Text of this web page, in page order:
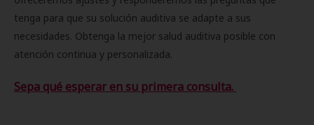
tenga para que su solución auditiva se adapte a sus
necesidades. Obtenga la mejor salud auditiva posible con
atención continua y personalizada.
Sepa qué esperar en su primera consulta.